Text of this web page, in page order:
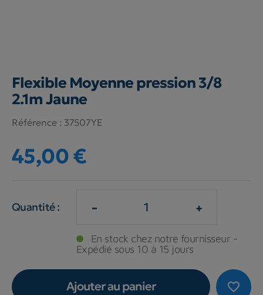
Flexible Moyenne pression 3/8
2.1m Jaune
Référence : 37507YE
45,00 €
Quantité : - +
En stock chez notre fournisseur -
Expédié sous 10 à 15 jours
favorite_border
Ajouter au panier